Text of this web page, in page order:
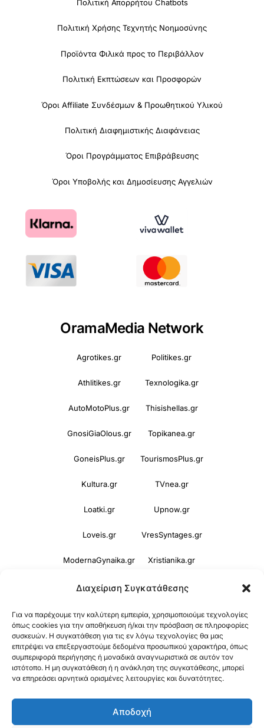
Διαχείριση Συγκατάθεσης
Για να παρέχουμε την καλύτερη εμπειρία, χρησιμοποιούμε τεχνολογίες
όπως cookies για την αποθήκευση ή/και την πρόσβαση σε πληροφορίες
συσκευών. Η συγκατάθεση για τις εν λόγω τεχνολογίες θα μας
επιτρέψει να επεξεργαστούμε δεδομένα προσωπικού χαρακτήρα, όπως
συμπεριφορά περιήγησης ή μοναδικά αναγνωριστικά σε αυτόν τον
ιστότοπο. Η μη συγκατάθεση ή η ανάκληση της συγκατάθεσης, μπορεί
να επηρεάσει αρνητικά ορισμένες λειτουργίες και δυνατότητες.
Αποδοχή
Πολιτική Απορρήτου Chatbots
Πολιτική Χρήσης Τεχνητής Νοημοσύνης
Προϊόντα Φιλικά προς το Περιβάλλον
Πολιτική Εκπτώσεων και Προσφορών
Όροι Affiliate Συνδέσμων & Προωθητικού Υλικού
Πολιτική Διαφημιστικής Διαφάνειας
Όροι Προγράμματος Επιβράβευσης
Όροι Υποβολής και Δημοσίευσης Αγγελιών
OramaMedia Network
Agrotikes.gr Politikes.gr
Athlitikes.gr Texnologika.gr
AutoMotoPlus.gr Thisishellas.gr
GnosiGiaOlous.gr Topikanea.gr
GoneisPlus.gr TourismosPlus.gr
Kultura.gr TVnea.gr
Loatki.gr Upnow.gr
Loveis.gr VresSyntages.gr
ModernaGynaika.gr Xristianika.gr
OikonomiaPlus.gr ZoumeKalytera.gr
Oikotropia.gr ZoumeSpiti.gr
Perepet.gr
© 2026Orama Group (Orama Group Μ.Ι.Κ.Ε.) |
Γ.Ε.ΜΗ 148748903000 | Έδρα: Αθήνα, Ελλάδα |